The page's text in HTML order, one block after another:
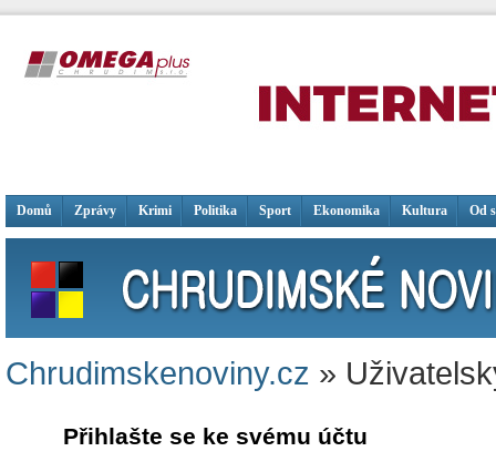
Domů Zprávy Krimi Politika Sport Ekonomika Kultura Od
Chrudimskenoviny.cz »
Přihlašte se ke svému účtu